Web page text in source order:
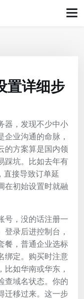
置详细步
器，发现不少中小
业沟通的命脉，
的方案算是国内领
踩坑。比如去年有
直接导致订单延
在初始设置时就融
号，没的话注册一
录后进控制台，
餐，普通企业选标
绑定。购买时注意
如华南或华东，
查域名状态。你的
迁移过来。这一步